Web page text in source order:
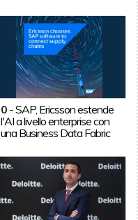
0 -SAP, Ericsson estende
l'AI a livello enterprise con
una Business Data Fabric